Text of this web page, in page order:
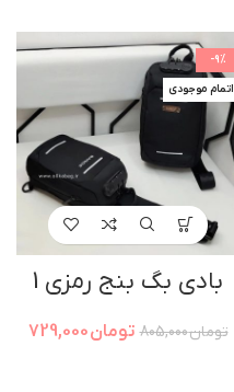
-9%
اتمام موجودی
بادی بگ بنج رمزی 1
تومان805,000 تومان